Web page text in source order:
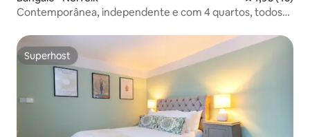
Contemporânea, independente e com 4 quartos, todos
Superhost
Superhost